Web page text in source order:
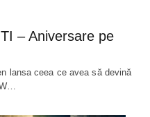
– Aniversare pe
lansa ceea ce avea să devină